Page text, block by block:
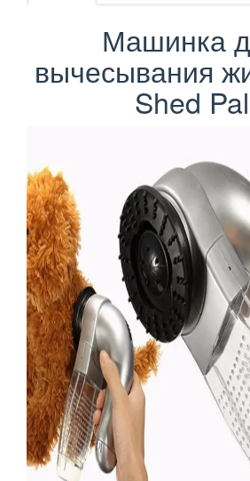
Машинка
вычесывания
Shed Pal